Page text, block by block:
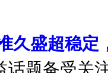
久盛超稳定